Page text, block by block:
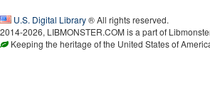
U.S. Digital Library® All rights reserved.
2014-2026, LIBMONSTER.COM is a part of
Keeping the heritage of the United States of